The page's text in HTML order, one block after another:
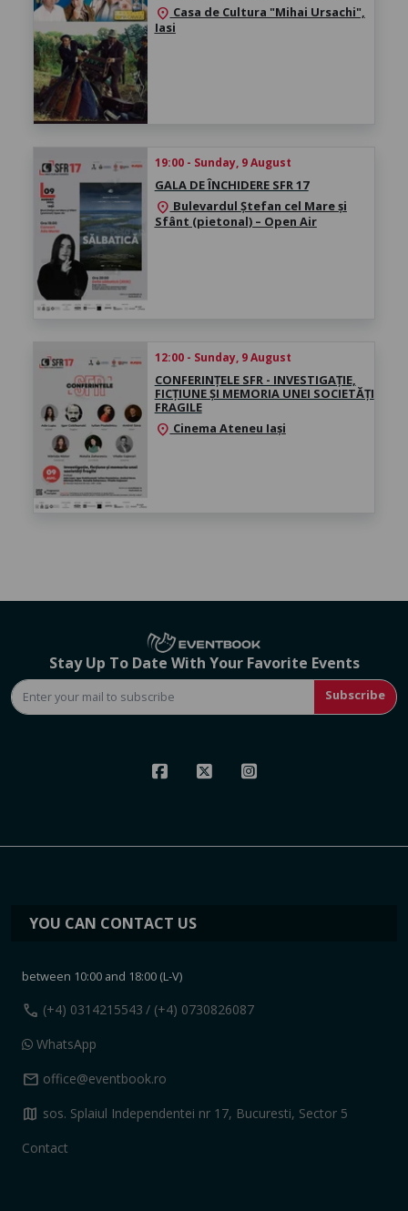
location_on Casa de Cultura "Mihai Ursachi",
Iasi
19:00 - Sunday, 9 August
GALA DE ÎNCHIDERE SFR 17
location_on Bulevardul Ștefan cel Mare și
Sfânt (pietonal) – Open Air
12:00 - Sunday, 9 August
CONFERINȚELE SFR - INVESTIGAȚIE,
FICȚIUNE ȘI MEMORIA UNEI SOCIETĂȚI
FRAGILE
location_on Cinema Ateneu Iași
Stay Up To Date With Your Favorite Events
Subscribe
YOU CAN CONTACT US
between 10:00 and 18:00 (L-V)
call (+4) 0314215543 / (+4) 0730826087
WhatsApp
mail office@eventbook.ro
map sos. Splaiul Independentei nr 17, Bucuresti, Sector 5
Contact